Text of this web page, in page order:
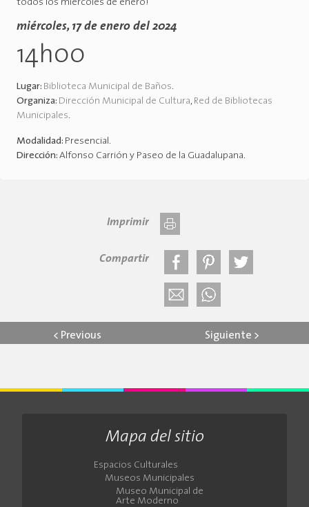
todos los miércoles de enero!
miércoles, 17 de enero del 2024
14h00
Lugar: Biblioteca Municipal de Baños.
Organiza: Dirección Municipal de Cultura, Red de Bibliotecas
Municipales.
Modalidad: Presencial.
Dirección: Alfonso Carrión y Paseo de la Guadalupana.
Imprimir
Compartir
< Previous Siguiente >
Mapa del sitio
Espacios Culturales
Museos Municipales
Museo Municipal de
Arte Moderno